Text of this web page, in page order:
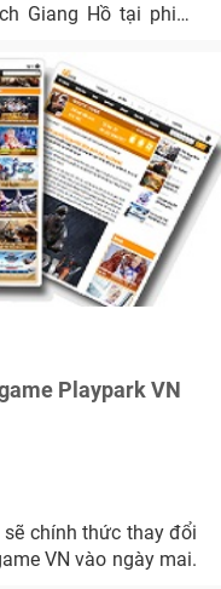
Giang Hồ tại phiên
Playpark VN
chính thức thay đổi
VN vào ngày mai.